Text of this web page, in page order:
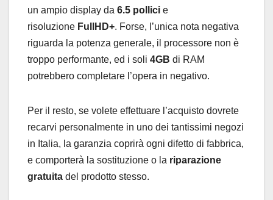
un ampio display da 6.5 pollici e
risoluzione FullHD+. Forse, l’unica nota negativa
riguarda la potenza generale, il processore non è
troppo performante, ed i soli 4GB di RAM
potrebbero completare l’opera in negativo.
Per il resto, se volete effettuare l’acquisto dovrete
recarvi personalmente in uno dei tantissimi negozi
in Italia, la garanzia coprirà ogni difetto di fabbrica,
e comporterà la sostituzione o la riparazione
gratuita del prodotto stesso.